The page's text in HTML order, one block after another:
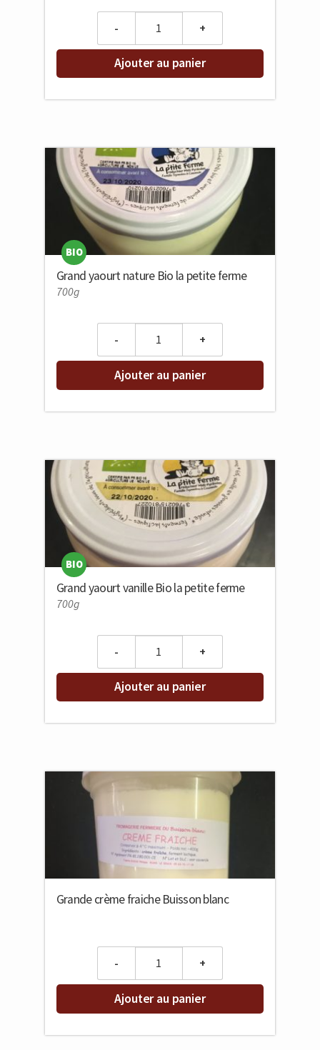
Ajouter au panier
Grand yaourt nature Bio la petite ferme
BIO
700g
Ajouter au panier
Grand yaourt vanille Bio la petite ferme
BIO
700g
Ajouter au panier
Grande crème fraiche Buisson blanc
Ajouter au panier